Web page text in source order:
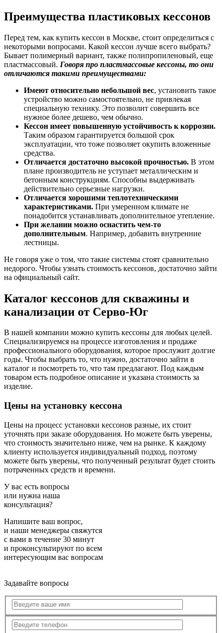
Преимущества пластиковых кессонов
Перед тем, как купить кессон в Москве, стоит определиться с
некоторыми вопросами. Какой кессон лучше всего выбрать?
Бывает полимерный вариант, также полипропиленовый, еще
пластмассовый. Говоря про пластмассовые кессоны, то они
отличаются такими преимуществами:
Имеют относительно небольшой вес, установить такое
устройство можно самостоятельно, не привлекая
специальную технику. Это позволит совершить все
нужное более дешево, чем обычно.
Кессон имеет повышенную устойчивость к коррозии.
Таким образом гарантируется большой срок
эксплуатации, что тоже позволяет окупить вложенные
средства.
Отличается достаточно высокой прочностью. В этом
плане производитель не уступает металлическим и
бетонным конструкциям. Способны выдерживать
действительно серьезные нагрузки.
Отличается хорошими теплотехническими
характеристиками. При умеренном климате не
понадобится устанавливать дополнительное утепление.
При желании можно оснастить чем-то
дополнительным. Например, добавить внутренние
лестницы.
Не говоря уже о том, что такие системы стоят сравнительно
недорого. Чтобы узнать стоимость кессонов, достаточно зайти
на официальный сайт.
Каталог кессонов для скважины и
канализации от Серво-Юг
В нашей компании можно купить кессоны для любых целей.
Специализируемся на процессе изготовления и продаже
профессионального оборудования, которое прослужит долгие
годы. Чтобы выбрать то, что нужно, достаточно зайти в
каталог и посмотреть то, что там предлагают. Под каждым
товаром есть подробное описание и указана стоимость за
изделие.
Цены на установку кессона
Цены на процесс установки кессонов разные, их стоит
уточнять при заказе оборудования. Но можете быть уверены,
что стоимость значительно ниже, чем на рынке. К каждому
клиенту используется индивидуальный подход, поэтому
можете быть уверены, что полученный результат будет стоить
потраченных средств и времени.
У вас есть вопросы
или нужна наша
консультация?
Напишите ваш вопрос,
и наши менеджеры свяжутся
с вами в течение 30 минут
и проконсультируют по всем
интересующим вас вопросам
Задавайте вопросы